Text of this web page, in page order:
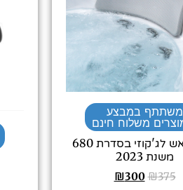
משתתף במבצע
כרית ראש לג'קוזי בסדרת 680
משנת 2023
₪375
₪300